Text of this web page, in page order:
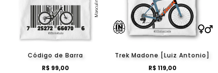
Código de Barra
R$ 99,00
Trek Madone [Luiz Antonio]
R$ 119,00